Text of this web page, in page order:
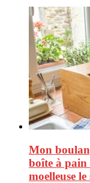
Mon
boîte à pain
moelleuse